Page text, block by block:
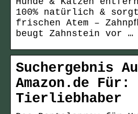
100% natürlich &
frischen Atem –
beugt Zahnstein vor …
Suchergebnis
Amazon.de Für:
Tierliebhaber